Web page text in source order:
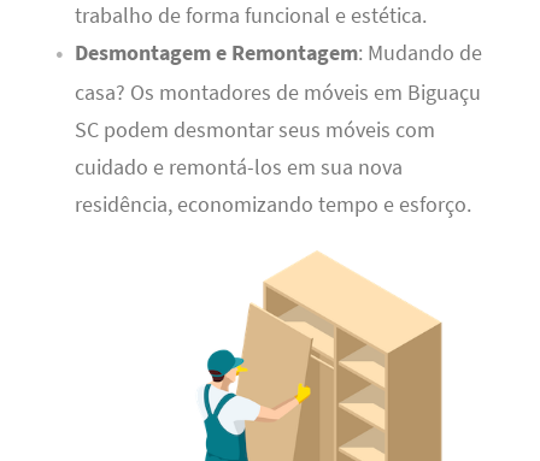
trabalho de forma funcional e estética.
Desmontagem e Remontagem: Mudando de
casa? Os montadores de móveis em Biguaçu
SC podem desmontar seus móveis com
cuidado e remontá-los em sua nova
residência, economizando tempo e esforço.